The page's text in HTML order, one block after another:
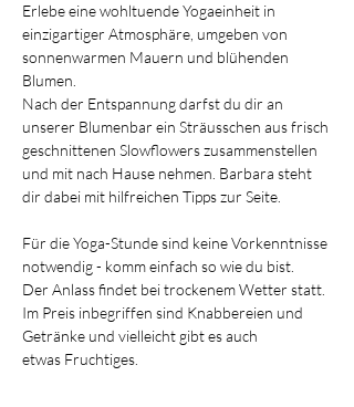
Erlebe eine wohltuende Yogaeinheit in
einzigartiger Atmosphäre, umgeben von
sonnenwarmen Mauern und blühenden
Blumen.
Nach der Entspannung darfst du dir an
unserer Blumenbar ein Sträusschen aus frisch
geschnittenen Slowflowers zusammenstellen
und mit nach Hause nehmen. Barbara steht
dir dabei mit hilfreichen Tipps zur Seite.
Für die Yoga-Stunde sind keine Vorkenntnisse
notwendig - komm einfach so wie du bist.
Der Anlass findet bei trockenem Wetter statt.
Im Preis inbegriffen sind Knabbereien und
Getränke und vielleicht gibt es auch
etwas Fruchtiges.